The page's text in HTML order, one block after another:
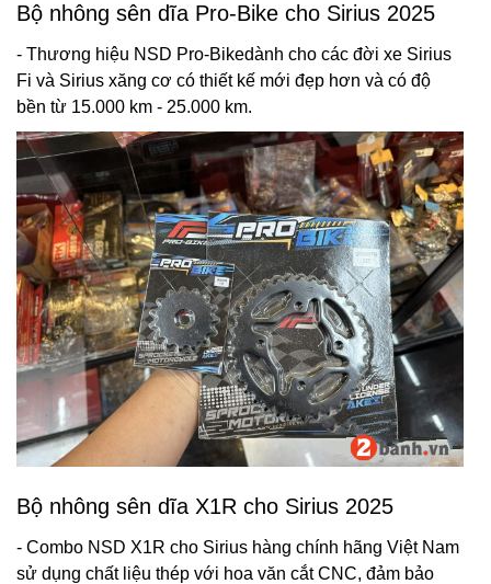
Bộ nhông sên dĩa Pro-Bike cho Sirius 2025
- Thương hiệu NSD Pro-Bikedành cho các đời xe Sirius
Fi và Sirius xăng cơ có thiết kế mới đẹp hơn và có độ
bền từ 15.000 km - 25.000 km.
Bộ nhông sên dĩa X1R cho Sirius 2025
- Combo NSD X1R cho Sirius hàng chính hãng Việt Nam
sử dụng chất liệu thép với hoa văn cắt CNC, đảm bảo